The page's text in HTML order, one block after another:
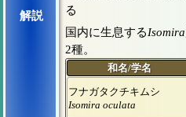
解説
る
国内に生息するIsomira
2種。
和名/学名
フナガタクチキムシ
Isomira oculata